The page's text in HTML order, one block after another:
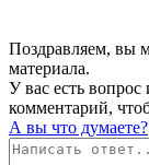
Поздравляем, вы
материала.
У вас есть
комментарий,
А вы что думаете?